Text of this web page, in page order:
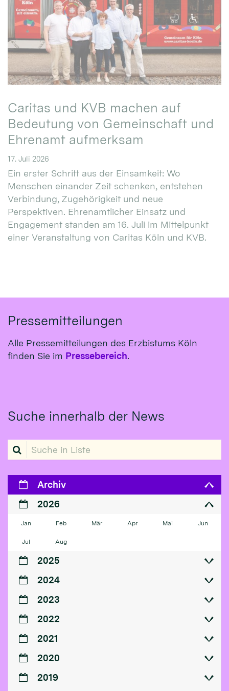
Caritas und KVB machen auf
Bedeutung von Gemeinschaft und
Ehrenamt aufmerksam
17. Juli 2026
Ein erster Schritt aus der Einsamkeit: Wo
Menschen einander Zeit schenken, entstehen
Verbindung, Zugehörigkeit und neue
Perspektiven. Ehrenamtlicher Einsatz und
Engagement standen am 16. Juli im Mittelpunkt
einer Veranstaltung von Caritas Köln und KVB.
Pressemitteilungen
Alle Pressemitteilungen des Erzbistums Köln
finden Sie im Pressebereich.
Suche innerhalb der News
Suche in Liste
Archiv
2026
Jan Feb Mär Apr Mai Jun
Jul Aug
2025
2024
2023
2022
2021
2020
2019